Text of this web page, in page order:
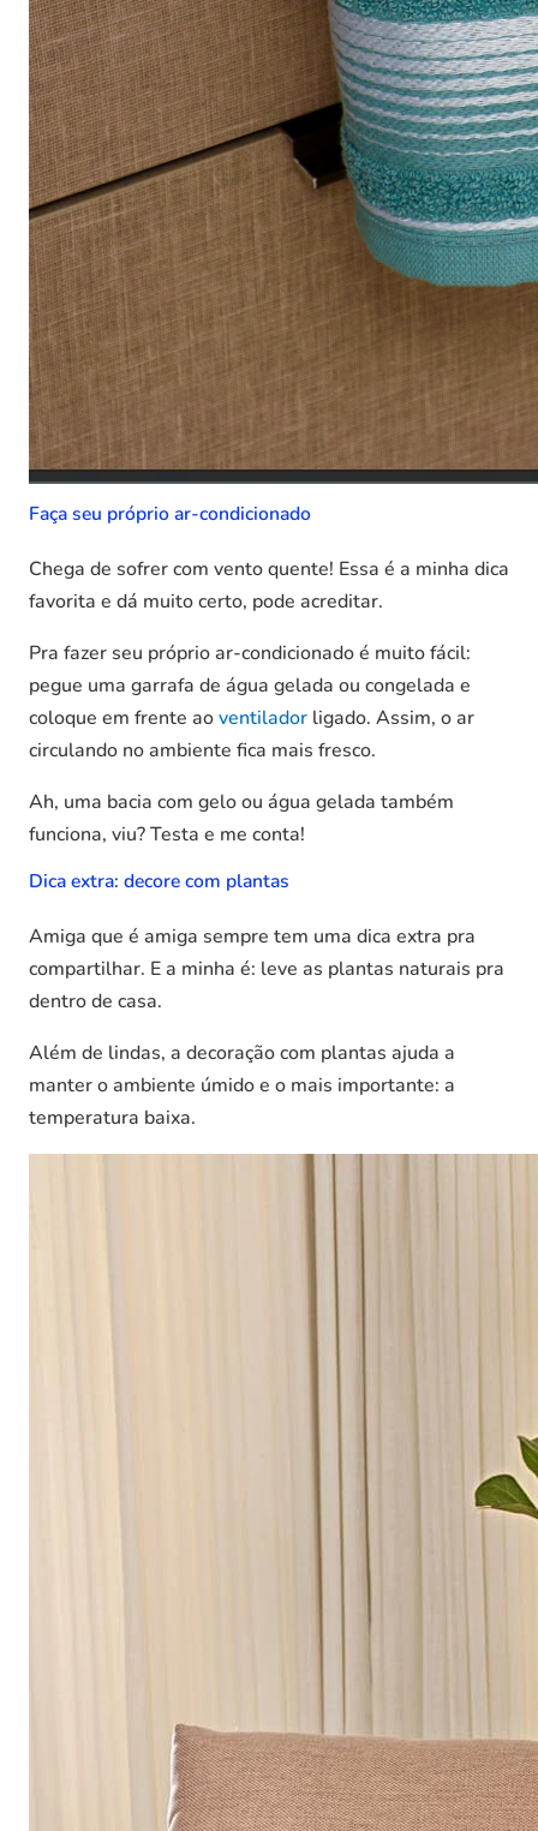
Faça seu próprio ar-condicionado
Chega de sofrer com vento quente! Essa é a minha dica
favorita e dá muito certo, pode acreditar.
Pra fazer seu próprio ar-condicionado é muito fácil:
pegue uma garrafa de água gelada ou congelada e
coloque em frente aoventilador ligado. Assim, o ar
circulando no ambiente fica mais fresco.
Ah, uma bacia com gelo ou água gelada também
funciona, viu? Testa e me conta!
Dica extra: decore com plantas
Amiga que é amiga sempre tem uma dica extra pra
compartilhar. E a minha é: leve as plantas naturais pra
dentro de casa.
Além de lindas, a decoração com plantas ajuda a
manter o ambiente úmido e o mais importante: a
temperatura baixa.